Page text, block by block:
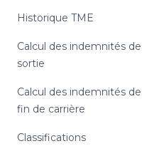
Historique TME
Calcul des indemnités de
sortie
Calcul des indemnités de
fin de carrière
Classifications